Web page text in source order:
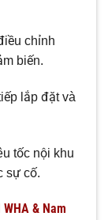
chỉnh
biến.
lắp đặt và
tốc nội khu
sự cố.
& Nam